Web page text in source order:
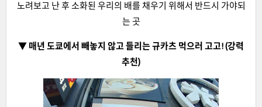
노려보고 난 후 소화된 우리의 배를 채우기 위해서 반드시 가야되
는 곳
▼ 매년 도쿄에서 빼놓지 않고 들리는 규카츠 먹으러 고고! (강력
추천)